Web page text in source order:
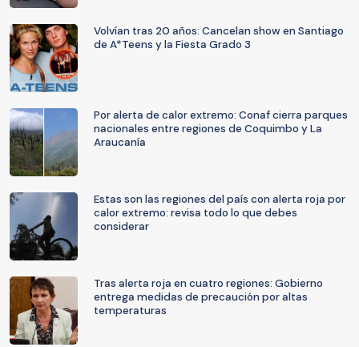
Volvían tras 20 años: Cancelan show en Santiago
de A*Teens y la Fiesta Grado 3
Por alerta de calor extremo: Conaf cierra parques
nacionales entre regiones de Coquimbo y La
Araucanía
Estas son las regiones del país con alerta roja por
calor extremo: revisa todo lo que debes
considerar
Tras alerta roja en cuatro regiones: Gobierno
entrega medidas de precaución por altas
temperaturas